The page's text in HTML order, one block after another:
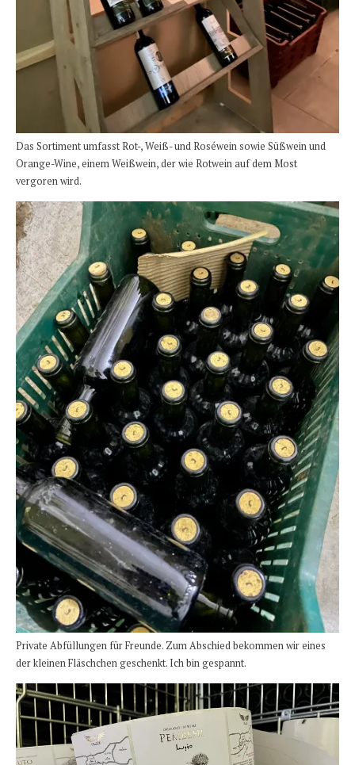
Das Sortiment umfasst Rot-, Weiß- und Roséwein sowie Süßwein und
Orange-Wine, einem Weißwein, der wie Rotwein auf dem Most
vergoren wird.
Private Abfüllungen für Freunde. Zum Abschied bekommen wir eines
der kleinen Fläschchen geschenkt. Ich bin gespannt.